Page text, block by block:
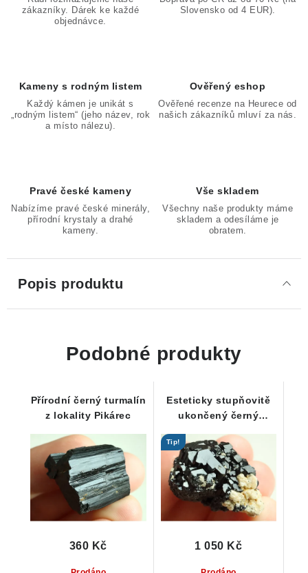
zákazníky. Dárek ke každé
objednávce.
Slovensko od 4 EUR).
Kameny s rodným listem
Každý kámen je unikát s
„rodným listem“ (jeho název, rok
a místo nálezu).
Ověřený eshop
Ověřené recenze na Heurece od
našich zákazníků mluví za nás.
Pravé české kameny
Nabízíme pravé české minerály,
přírodní krystaly a drahé
kameny.
Vše skladem
Všechny naše produkty máme
skladem a odesíláme je
obratem.
Popis produktu
Podobné produkty
Přírodní černý turmalín
z lokality Pikárec
360 Kč
Esteticky stupňovitě
ukončený černý
vzácnost
Tip!
1 050 Kč